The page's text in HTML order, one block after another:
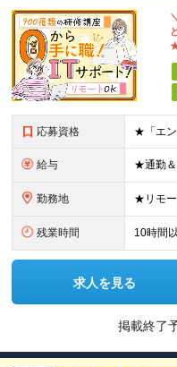
応募資格
給与
勤務地
残業時間 10時間
求人を見る
掲載終了